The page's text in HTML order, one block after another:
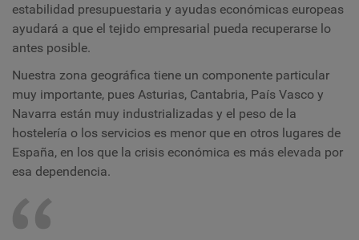
estabilidad presupuestaria y ayudas económicas europeas
ayudará a que el tejido empresarial pueda recuperarse lo
antes posible.
Nuestra zona geográfica tiene un componente particular
muy importante, pues Asturias, Cantabria, País Vasco y
Navarra están muy industrializadas y el peso de la
hostelería o los servicios es menor que en otros lugares de
España, en los que la crisis económica es más elevada por
esa dependencia.